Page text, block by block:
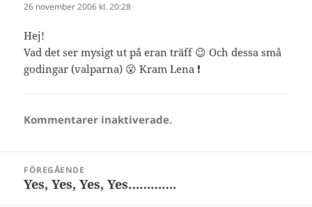
26 november 2006 kl. 20:28
Hej!
Vad det ser mysigt ut på eran träff 😉 Och dessa små
godingar (valparna) 😮 Kram Lena ❗
Kommentarer inaktiverade.
FÖREGÅENDE
Föregående
Yes, Yes, Yes, Yes………….